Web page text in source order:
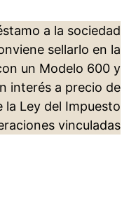
a la sociedad
sellarlo en la
un Modelo 600 y
interés a precio de
la Ley del Impuesto
vinculadas